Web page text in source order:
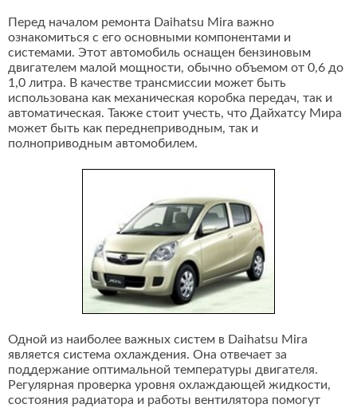
Перед началом ремонта Daihatsu Mira важно
ознакомиться с его основными компонентами и
системами. Этот автомобиль оснащен бензиновым
двигателем малой мощности, обычно объемом от 0,6 до
1,0 литра. В качестве трансмиссии может быть
использована как механическая коробка передач, так и
автоматическая. Также стоит учесть, что Дайхатсу Мира
может быть как переднеприводным, так и
полноприводным автомобилем.
Одной из наиболее важных систем в Daihatsu Mira
является система охлаждения. Она отвечает за
поддержание оптимальной температуры двигателя.
Регулярная проверка уровня охлаждающей жидкости,
состояния радиатора и работы вентилятора помогут